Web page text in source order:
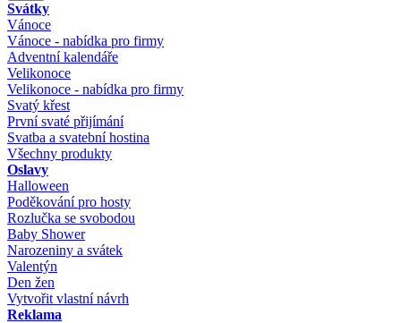
Svátky
Vánoce
Vánoce - nabídka pro firmy
Adventní kalendáře
Velikonoce
Velikonoce - nabídka pro firmy
Svatý křest
První svaté přijímání
Svatba a svatební hostina
Všechny produkty
Oslavy
Halloween
Poděkování pro hosty
Rozlučka se svobodou
Baby Shower
Narozeniny a svátek
Valentýn
Den žen
Vytvořit vlastní návrh
Reklama